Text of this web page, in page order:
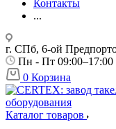
Контакты
...
г. СПб, 6-ой
Пн - Пт 09:00–17:00
0 Корзина
Каталог товаров